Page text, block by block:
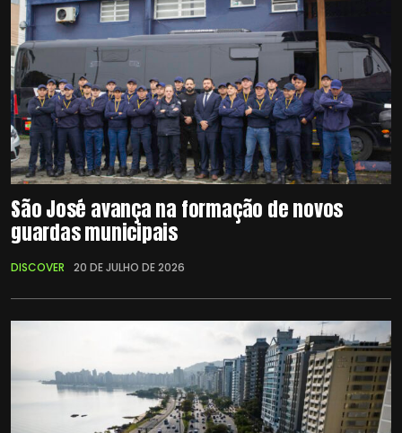
São José avança na formação de novos
guardas municipais
DISCOVER 20 DE JULHO DE 2026